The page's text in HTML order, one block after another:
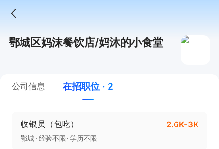
鄂城区妈沫餐饮店/妈沐的小食堂
公司信息 在招职位 · 2
收银员（包吃） 2.6K-3K
鄂城 经验不限 学历不限